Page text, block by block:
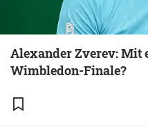
Alexander Zverev: Mit
Wimbledon-Finale?